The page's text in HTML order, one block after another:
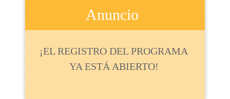
Anuncio
¡EL REGISTRO DEL PROGRAMA
YA ESTÁ ABIERTO!